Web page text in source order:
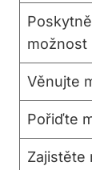
možnost
Věnujte
Pořiďte
Zajistěte